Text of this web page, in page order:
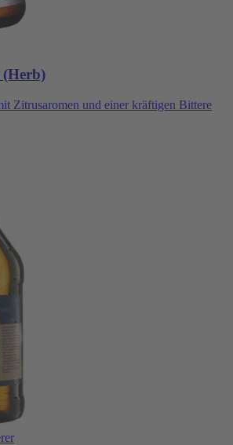
(Herb)
Zitrusaromen und einer kräftigen Bittere